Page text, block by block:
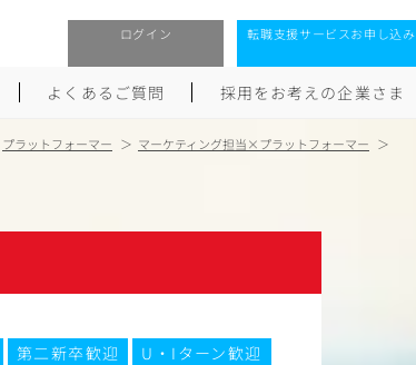
ログイン 転職支援サービスお申し込み
転職
マクリ転職
よくあるご質問 採用をお考えの企業さま
プラットフォーマー
マーケティング担当×プラットフォーマー
第二新卒歓迎
U・Iターン歓迎